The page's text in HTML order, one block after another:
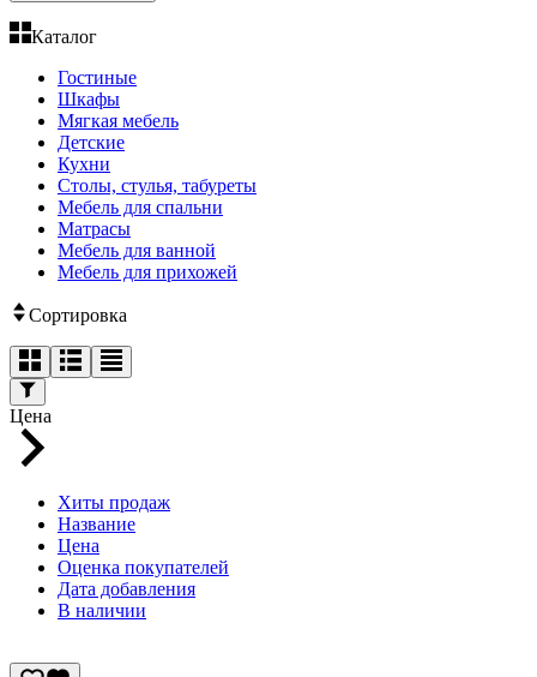
Каталог
Гостиные
Шкафы
Мягкая мебель
Детские
Кухни
Столы, стулья, табуреты
Мебель для спальни
Матрасы
Мебель для ванной
Мебель для прихожей
Сортировка
Цена
Хиты продаж
Название
Цена
Оценка покупателей
Дата добавления
В наличии